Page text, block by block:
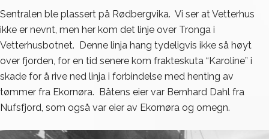
Sentralen ble plassert på Rødbergvika. Vi ser at Vetterhus
ikke er nevnt, men her kom det linje over Tronga i
Vetterhusbotnet. Denne linja hang tydeligvis ikke så høyt
over fjorden, for en tid senere kom frakteskuta “Karoline” i
skade for å rive ned linja i forbindelse med henting av
tømmer fra Ekornøra. Båtens eier var Bernhard Dahl fra
Nufsfjord, som også var eier av Ekornøra og omegn.